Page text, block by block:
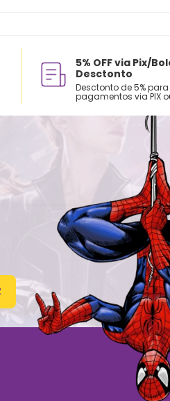
5% OFF via Pix/
Desctonto
Desctonto de 5% para
pagamentos via PIX